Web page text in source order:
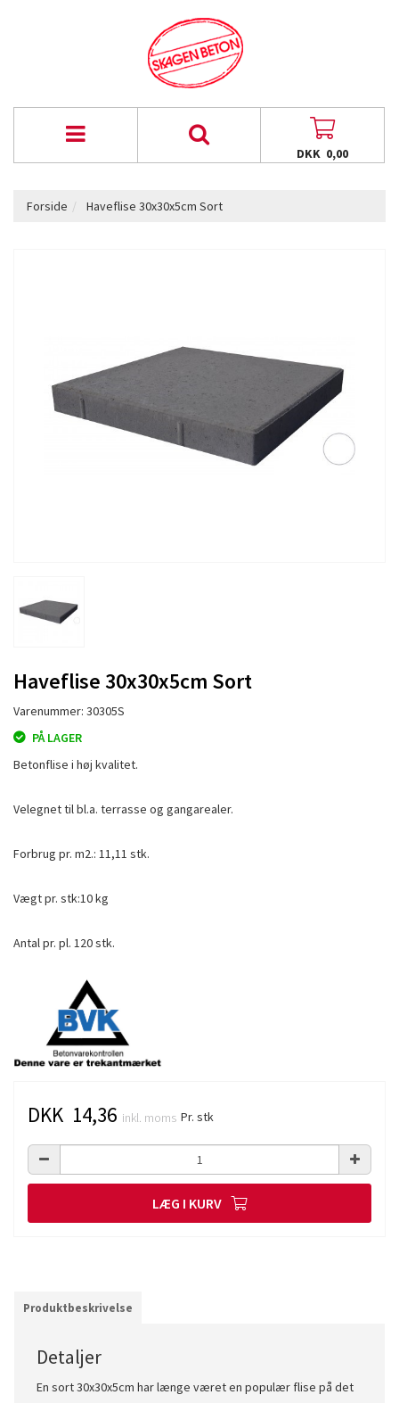
DKK 0,00
Forside Haveflise 30x30x5cm Sort
Haveflise 30x30x5cm Sort
Varenummer: 30305S
PÅ LAGER
Betonflise i høj kvalitet.
Velegnet til bl.a. terrasse og gangarealer.
Forbrug pr. m2.: 11,11 stk.
Vægt pr. stk:10 kg
Antal pr. pl. 120 stk.
DKK 14,36 inkl. moms Pr. stk
LÆG I KURV
Produktbeskrivelse
Detaljer
En sort 30x30x5cm har længe været en populær flise på det